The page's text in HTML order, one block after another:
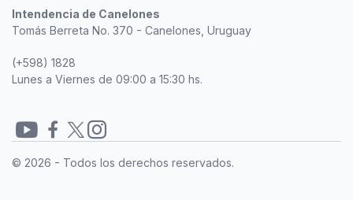
Intendencia de Canelones
Tomás Berreta No. 370 - Canelones, Uruguay
(+598) 1828
Lunes a Viernes de 09:00 a 15:30 hs.
© 2026 - Todos los derechos reservados.
Redes